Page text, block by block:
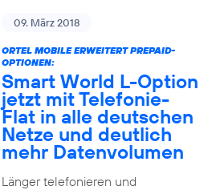
09. März 2018
ORTEL MOBILE ERWEITERT PREPAID-
OPTIONEN:
Smart World L-Option
jetzt mit Telefonie-
Flat in alle deutschen
Netze und deutlich
mehr Datenvolumen
Länger telefonieren und